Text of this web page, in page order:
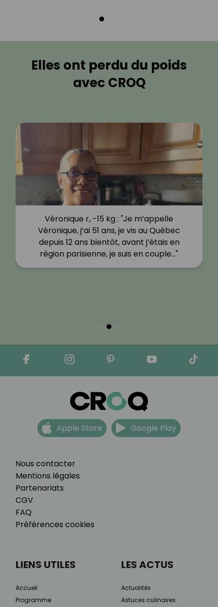
Elles ont perdu du poids
avec CROQ
Véronique r, -15 kg : "Je m’appelle
Véronique, j’ai 51 ans, je vis au Québec
depuis 12 ans bientôt, avant j’étais en
région parisienne, je suis en couple…"
Nous contacter
Mentions légales
Partenariats
CGV
FAQ
Préférences cookies
Apple Store Google Play
LIENS UTILES
Accueil
Programme
LES ACTUS
Actualités
Astuces culinaires